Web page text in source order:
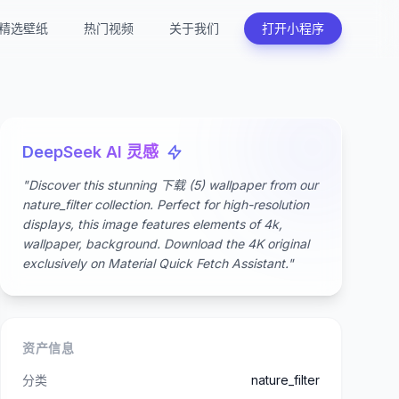
选壁纸 热门视频 关于我们 打开小程序
DeepSeek AI 灵感
"Discover this stunning 下载 (5) wallpaper from our
nature_filter collection. Perfect for high-resolution
displays, this image features elements of 4k,
wallpaper, background. Download the 4K original
exclusively on Material Quick Fetch Assistant."
资产信息
分类 nature_filter